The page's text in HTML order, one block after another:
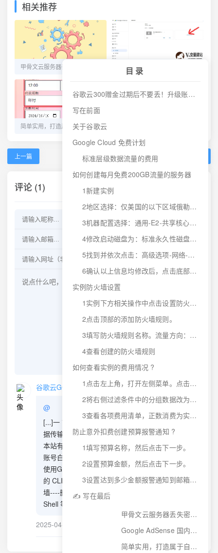
目录
谷歌云300赠金过期后不要丢！升级账号白嫖每月200GB流量云服务器
写在前面
关于谷歌云
Google Cloud 免费计划
标准层级数据流量的费用
如何创建每月免费200GB流量的服务器
1新建实例
2地区选择：仅美国的以下区域俄勒冈、爱荷华、南卡罗来纳（以俄勒冈举例）
3机器配置选择：通用-E2-共享核心-e2-micro
4修改启动磁盘为：标准永久性磁盘，30GB。
5找到并依次点击：高级选项-网络-网络接口，点击默认网络接口下拉菜单，将网络服务层级改为标准，可看到免费情况。
6确认以上信息均修改后，点击底部创建按钮。
实例防火墙设置
1实例下方相关操作中点击设置防火墙规则，如若找不到可点击左上角主菜单，点击VPC网络，找到防火墙，点击即可。
2点击顶部的添加防火墙规则。
3填写防火墙规则名称。流量方向：入站、目标：网络中的所有实例、来源过滤条件：IPV4范围、来源IPV4范围：0.0.0.0/0、协议和端口：全部允许。完成后再创建一个规则，这回将流量方向改为出站，其它的和入站同样的参数，最后点击创建。
4查看创建的防火墙规则
如何查看实例的费用情况 ?
1点击左上角，打开左侧菜单。点击结算，在打开的结算页面，点击左侧报告。
2将右侧过滤条件中的分组数据改为 SKU
3查看各项费用清单，正数消费为实际消费金额，负数为免费折扣的金额。
防止意外扣费创建预算报警通知 ?
1填写预算名称，然后点击下一步。
2设置预算金额，然后点击下一步。
3设置达到多少金额报警通知到邮箱，默认勾选向结算管理员和用户发送电子邮件提醒。
✍️ 写在最后
甲骨文云服务器丢失密钥和忘记密码无法登录SSH的终极方案
Google AdSense 国内提现教程：首选无手续费的招商银行
简单实用，打造属于自己的VPS 剩余价值计算器
相关推荐
简单实用，打造属于自己的VPS 剩余价值计算器
上一篇
评论 (1)
谷歌云GCP快速打开防火墙教程——利用自带的 CLI 快速打开IPV4+IPV6 防火墙 - V变量—建站日记
@
[...]一 前言谷歌云每月200GB免费标准层互联网数
据传输，足够一个小博客使用。关于谷歌云，之前
本站有文章：谷歌云300赠金过期后不要丢！升级
账号白嫖每月200GB流量云服务器。今天介绍如何
使用GCP自带的CLI快速打开防火墙。二 利用自带
的 CLI 快速打开GCP防火墙教程1.VPC网络---防火
墙----删除现有的所有防火墙2.点击右上角的Cloud
Shell 等待进入到系统3.将下列代码复制黏贴[...]
2025-04-14